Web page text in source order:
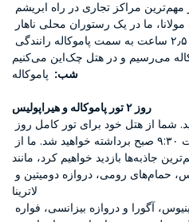
شب: پاموکاله
روز ۲ تور پاموکاله و هیراپولیس
لاترینا